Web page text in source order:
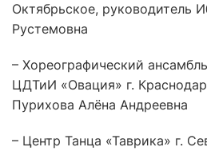
Октябрьское, руководитель
Рустемовна
– Хореографический
ЦДТиИ «Овация» г.
Пурихова Алёна Андреевна
– Центр Танца «Таврика» г.